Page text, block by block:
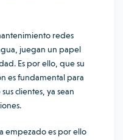
redes
juegan un papel
Es por ello, que su
es fundamental para
clientes, ya sean
empezado es por ello